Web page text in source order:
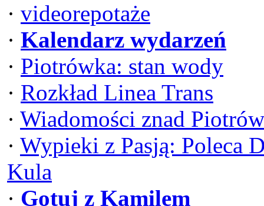
· videorepotaże
· Kalendarz wydarzeń
· Piotrówka: stan wody
· Rozkład Linea Trans
· Wiadomości znad
· Wypieki z Pasją: Poleca
Kula
· Gotuj z Kamilem